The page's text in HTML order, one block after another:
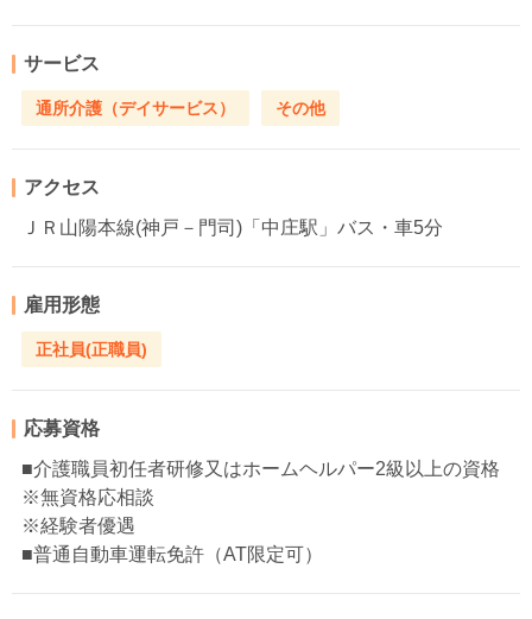
サービス
通所介護（デイサービス） その他
アクセス
ＪＲ山陽本線(神戸－門司)「中庄駅」バス・車5分
雇用形態
正社員(正職員)
応募資格
■介護職員初任者研修又はホームヘルパー2級以上の資格
※無資格応相談
※経験者優遇
■普通自動車運転免許（AT限定可）